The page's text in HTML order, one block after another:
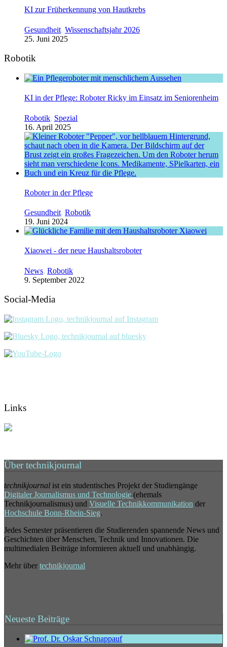
KI zur Früherkennung von Hautkrebs
Gesundheit, Wissenschaftsjahr 2026
25. Juni 2025
Robotik
KI in der Pflege: Roboter Ricky im Einsatz im Seniorenheim
Robotik, Spezial
16. April 2025
Roboter in der Pflege
Gesundheit, Robotik
19. Juni 2024
Xiaowei - der neue Haushaltsroboter
News, Robotik
9. September 2022
Social-Media
Links
Über technikjournal
technikjournal ist ein studentisches Projekt der Studiengänge
Digitaler Journalismus und Technologie (ehemals
Technikjournalismus) und Visuelle Technikkommunikation der
Hochschule Bonn-Rhein-Sieg.
Jedes Semester präsentieren die Studierenden spannende News und
Geschichten über Menschen, Technik und Innovationen. Die
multimedialen Beiträge informieren aktuell und unabhängig.
Mehr über technikjournal
Neueste Beiträge